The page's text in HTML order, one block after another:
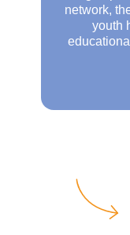
network,
youth